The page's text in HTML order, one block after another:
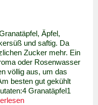
Äpfel,
und saftig. Da
Zucker mehr. Ein
oder Rosenwasser
völlig aus, um das
besten gut gekühlt
Granatäpfel1
Herbstlicher